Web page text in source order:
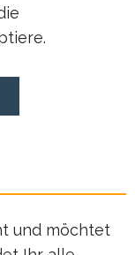
und möchtet